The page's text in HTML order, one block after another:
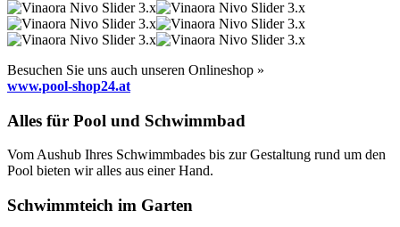
Besuchen Sie uns auch unseren Onlineshop »
www.pool-shop24.at
Alles für Pool und Schwimmbad
Vom Aushub Ihres Schwimmbades bis zur Gestaltung rund um den
Pool bieten wir alles aus einer Hand.
Schwimmteich im Garten